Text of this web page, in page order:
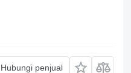
Hubungi penjual